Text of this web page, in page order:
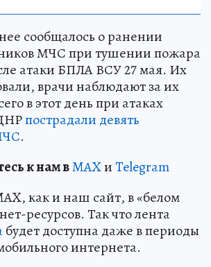
сообщалось о ранении
МЧС при тушении пожара
атаки БПЛА ВСУ 27 мая. Их
врачи наблюдают за их
в этот день при атаках
пострадали девять
.
к нам вMAXиTelegram
как и наш сайт, в «белом
ресурсов. Так что лента
будет доступна даже в периоды
интернета.